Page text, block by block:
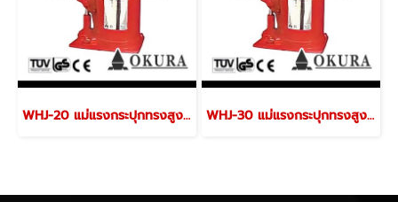
WHJ-20 แม่แรงกระปุกทรงสูง ขนาด 20 ตัน "OKURA" WHJ-30 แม่แรงกระปุกทรงสูง ขนาด 30 ตัน "OKURA"